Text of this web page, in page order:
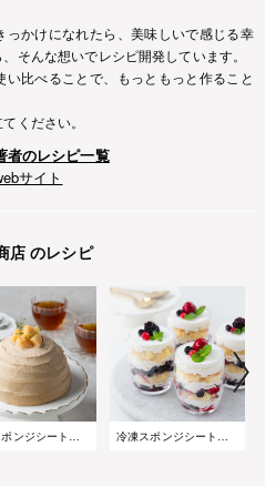
かけになれたら、美味しいで感じる幸
そんな想いでレシピ開発しています。
比べることで、もっともっと作ること
ください。
者のレシピ一覧
サイト
店 のレシピ
冷凍スポンジシートで簡単!桃とアールグレイのズコットケーキ 冷凍スポンジシートで簡単!重ねるだけのベリーグラスケーキ